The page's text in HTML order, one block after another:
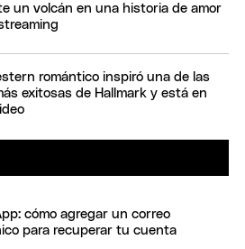
un volcán en una historia de amor
romántico inspiró una de las
exitosas de Hallmark y está en
cómo agregar un correo
para recuperar tu cuenta